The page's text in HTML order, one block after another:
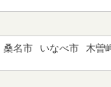
桑名市 いなべ市 木曽